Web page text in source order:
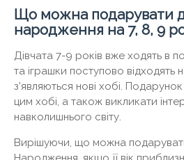
Що можна подарувати
народження на 7, 8, 9
Дівчата 7-9 років вже ходять в
та іграшки поступово відходять
з'являються нові хобі.
цим хобі, а також викликати
навколишнього світу.
Вирішуючи, що можна